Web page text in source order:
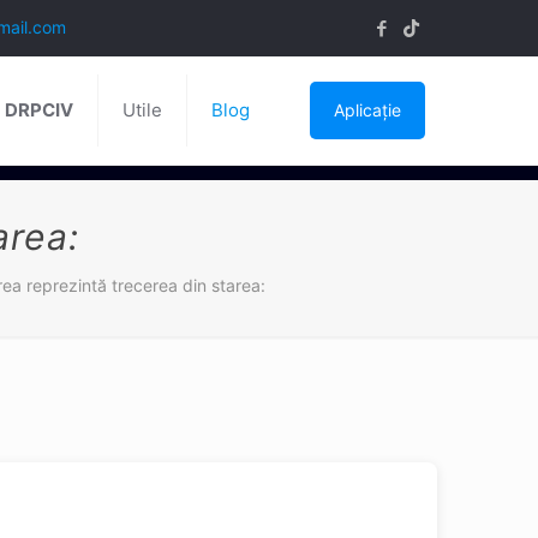
Utile Blog Aplicație
reprezintă trecerea din starea: